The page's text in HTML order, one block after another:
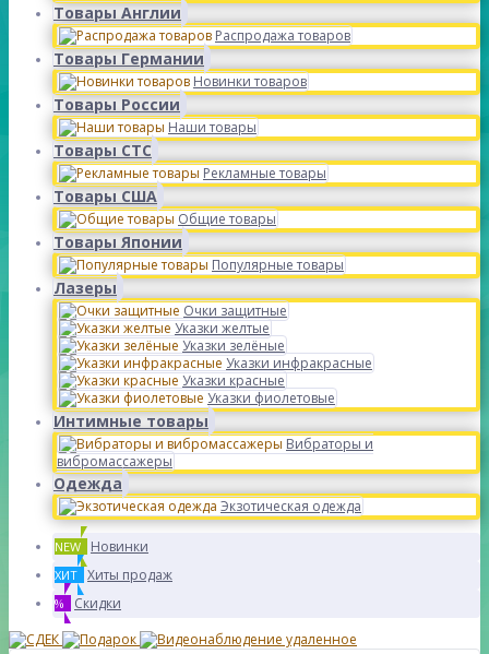
Товары Англии
Распродажа товаров
Товары Германии
Новинки товаров
Товары России
Наши товары
Товары СТС
Рекламные товары
Товары США
Общие товары
Товары Японии
Популярные товары
Лазеры
Очки защитные
Указки желтые
Указки зелёные
Указки инфракрасные
Указки красные
Указки фиолетовые
Интимные товары
Вибраторы и
вибромассажеры
Одежда
Экзотическая одежда
NEW Новинки
ХИТ Хиты продаж
% Скидки